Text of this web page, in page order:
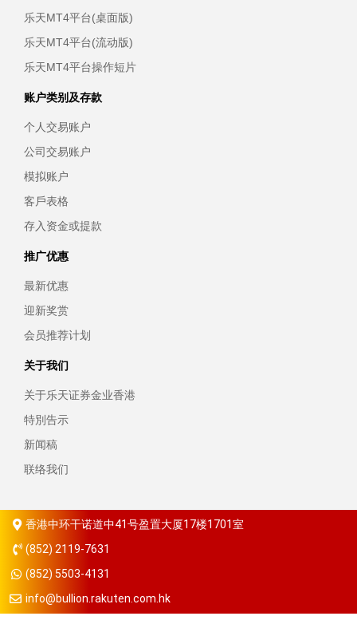
乐天MT4平台(桌面版)
乐天MT4平台(流动版)
乐天MT4平台操作短片
账户类别及存款
个人交易账户
公司交易账户
模拟账户
客戶表格
存入资金或提款
推广优惠
最新优惠
迎新奖赏
会员推荐计划
关于我们
关于乐天证券金业香港
特別告示
新闻稿
联络我们
香港中环干诺道中41号盈置大厦17楼1701室
(852) 2119-7631
(852) 5503-4131
info@bullion.rakuten.com.hk